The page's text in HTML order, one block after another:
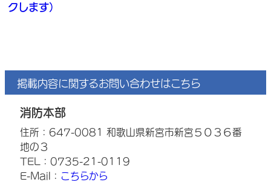
クします）
掲載内容に関するお問い合わせはこちら
消防本部
住所：647-0081 和歌山県新宮市新宮５０３６番
地の３
TEL：0735-21-0119
E-Mail： こちらから